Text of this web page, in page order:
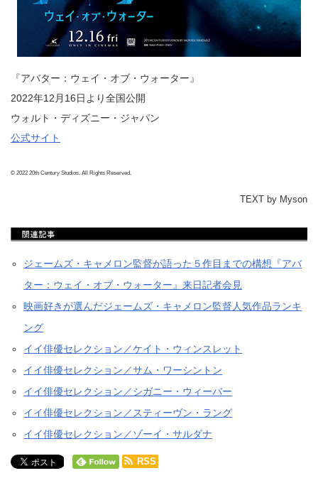
『アバター：ウェイ・オブ・ウォーター』
2022年12月16日より全国公開
ウォルト・ディズニー・ジャパン
公式サイト
© 2022 20th Century Studios. All Rights Reserved.
TEXT by Myson
ジェームズ・キャメロン監督が語った５作目までの構想『アバ
ター：ウェイ・オブ・ウォーター』来日記者会見
映画好きが選んだジェームズ・キャメロン監督人気作品ランキ
ング
イイ俳優セレクション／ケイト・ウィンスレット
イイ俳優セレクション／サム・ワーシントン
イイ俳優セレクション／シガニー・ウィーバー
イイ俳優セレクション／スティーヴン・ラング
イイ俳優セレクション／ゾーイ・サルダナ
RSS